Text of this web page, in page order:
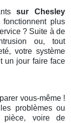
sur Chesley
plus
? Suite à de
ou, tout
votre système
un jour faire face
vous-même !
problèmes ou
pièce, voire de